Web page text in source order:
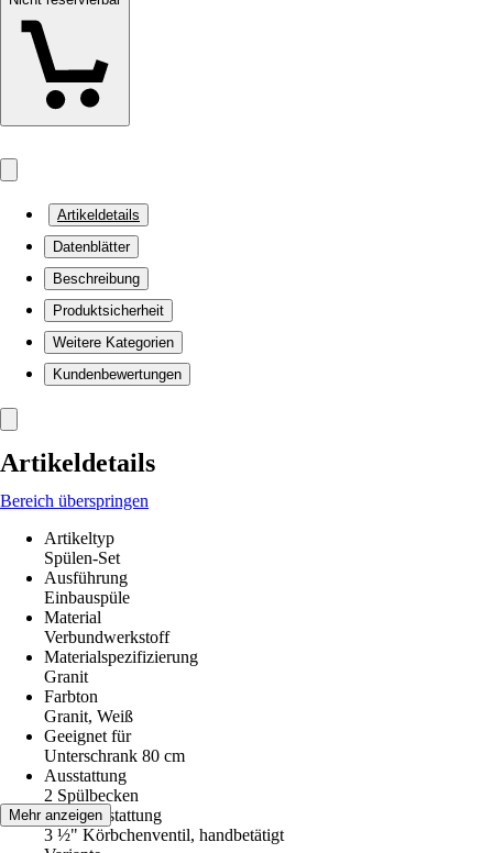
Artikeldetails
Datenblätter
Beschreibung
Produktsicherheit
Weitere Kategorien
Kundenbewertungen
Artikeldetails
Bereich überspringen
Artikeltyp
Spülen-Set
Ausführung
Einbauspüle
Material
Verbundwerkstoff
Materialspezifizierung
Granit
Farbton
Granit, Weiß
Geeignet für
Unterschrank 80 cm
Ausstattung
2 Spülbecken
Ventilausstattung
3 ½" Körbchenventil, handbetätigt
Mehr anzeigen